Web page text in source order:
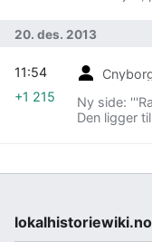
20. des. 2013
Ny side:
Den ligger
11:54
+1 215
lokalhistoriewiki.no